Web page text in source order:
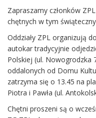
Zapraszamy członków
chętnych w tym
Oddziały ZPL organizują
autokar tradycyjnie
Polskiej (ul. Nowogrodzka
oddalonych od Domu
zatrzyma się o 13.45 na
Piotra i Pawła (ul.
Chętni proszeni są o